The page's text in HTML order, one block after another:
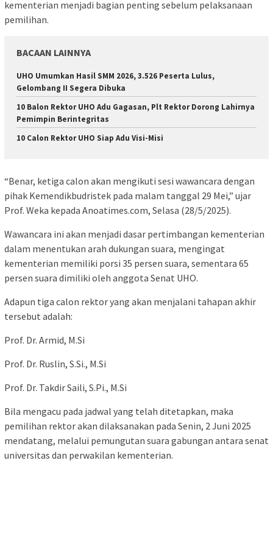
kementerian menjadi bagian penting sebelum pelaksanaan
pemilihan.
BACAAN LAINNYA
UHO Umumkan Hasil SMM 2026, 3.526 Peserta Lulus,
Gelombang II Segera Dibuka
10 Balon Rektor UHO Adu Gagasan, Plt Rektor Dorong Lahirnya
Pemimpin Berintegritas
10 Calon Rektor UHO Siap Adu Visi-Misi
“Benar, ketiga calon akan mengikuti sesi wawancara dengan
pihak Kemendikbudristek pada malam tanggal 29 Mei,” ujar
Prof. Weka kepada Anoatimes.com, Selasa (28/5/2025).
Wawancara ini akan menjadi dasar pertimbangan kementerian
dalam menentukan arah dukungan suara, mengingat
kementerian memiliki porsi 35 persen suara, sementara 65
persen suara dimiliki oleh anggota Senat UHO.
Adapun tiga calon rektor yang akan menjalani tahapan akhir
tersebut adalah:
Prof. Dr. Armid, M.Si
Prof. Dr. Ruslin, S.Si., M.Si
Prof. Dr. Takdir Saili, S.Pi., M.Si
Bila mengacu pada jadwal yang telah ditetapkan, maka
pemilihan rektor akan dilaksanakan pada Senin, 2 Juni 2025
mendatang, melalui pemungutan suara gabungan antara senat
universitas dan perwakilan kementerian.